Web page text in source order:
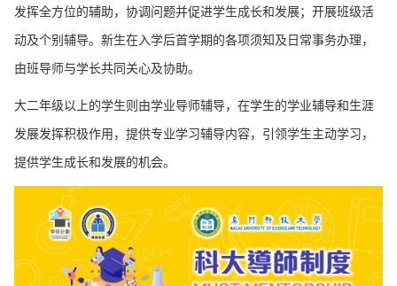
发挥全方位的辅助，协调问题并促进学生成长和发展；开展班级活
动及个别辅导。新生在入学后首学期的各项须知及日常事务办理，
由班导师与学长共同关心及协助。
大二年级以上的学生则由学业导师辅导，在学生的学业辅导和生涯
发展发挥积极作用，提供专业学习辅导内容，引领学生主动学习，
提供学生成长和发展的机会。